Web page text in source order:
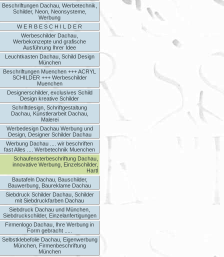
Beschriftungen Dachau, Werbetechnik,
Schilder, Neon, Neonsysteme,
Werbung
W E R B E S C H I L D E R
Werbeschilder Dachau,
Werbekonzepte und grafische
Ausführung Ihrer Idee
Leuchtkasten Dachau, Schild Design
München
Beschriftungen Muenchen +++ ACRYL
SCHILDER +++ Werbeschilder
Muenchen
Designerschilder, exclusives Schild
Design kreative Schilder
Schriftdesign, Schriftgestaltung
Dachau, Künstlerarbeit Dachau,
Malerei
Werbedesign Dachau Werbung und
Design, Designer Schilder Dachau
Werbung Dachau .... wir beschriften
fast Alles .... Werbetechnik Muenchen
Schaufensterbeschriftung Dachau,
innovative Werbung, Einzelschilder,
Hartl
Bautafeln Dachau, Bauschilder,
Bauwerbung, Baureklame Dachau
Siebdruck Schilder Dachau, Schilder
mit Siebdruckfarben Dachau
Siebdruck Dachau und München,
Siebdruckschilder, Einzelanfertigungen
Firmenlogo Dachau, Ihre Werbung in
Form gebracht .....
Selbstklebefolie Dachau, Eigenwerbung
München, Firmenbeschriftung
München